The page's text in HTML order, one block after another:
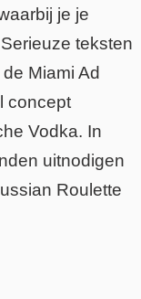
je je
teksten
Miami Ad
concept
Vodka. In
uitnodigen
Roulette